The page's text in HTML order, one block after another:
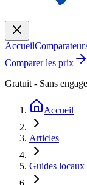
AccueilComparateur
Comparer les prix
Gratuit - Sans
Accueil
Articles
Guides locaux